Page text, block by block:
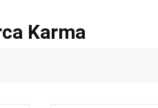
Karma